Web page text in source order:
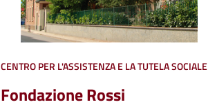
CENTRO PER L'ASSISTENZA E LA TUTELA SOCIALE
Fondazione Rossi